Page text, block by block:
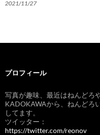
2021/11/27
プロフィール
写真が趣味、最近はねんどろ
KADOKAWAから、ねんどろ
してます。
ツイッター：
https://twitter.com/reonov